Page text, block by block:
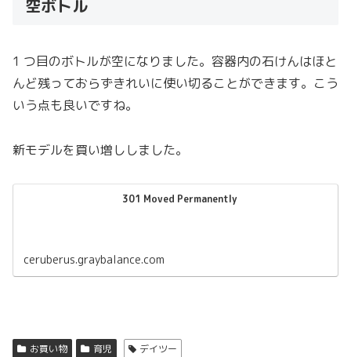
空ボトル
1 つ目のボトルが空になりました。容器内の石けんはほと
んど残っておらずきれいに使い切ることができます。こう
いう点も良いですね。
新モデルを買い増ししました。
301 Moved Permanently
ceruberus.graybalance.com
お買い物 育児 デイツー